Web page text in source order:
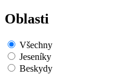
Oblasti
Všechny
Jeseníky
Beskydy